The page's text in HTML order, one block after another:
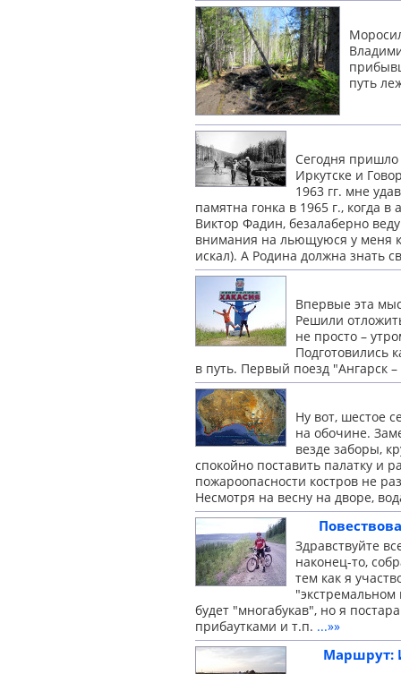
путь
Сегодня пришло
Иркутске и
1963 гг. мне
памятна гонка в 1965 г., когда
Виктор Фадин, безалаберно
внимания на льющуюся у меня
искал). А Родина должна знать
Впервые эта
Решили
не просто –
Подготовились
в путь. Первый поезд "Ангарск
Ну вот, шестое
на обочине.
везде заборы,
спокойно поставить палатку и
пожароопасности костров не
Несмотря на весну на дворе,
Здравствуйте
наконец-то,
тем как я
будет "многабукав", но я
прибаутками и т.п. ...»»
Маршрут: